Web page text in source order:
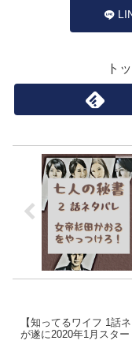
ト
【知ってるワイフ 1話
が遂に2020年1月スター